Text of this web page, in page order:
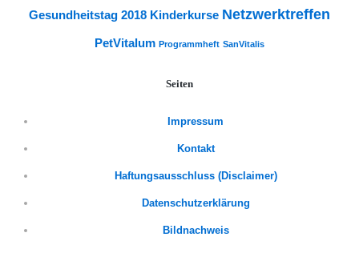
Gesundheitstag 2018 Kinderkurse Netzwerktreffen
PetVitalum Programmheft SanVitalis
Seiten
Impressum
Kontakt
Haftungsausschluss (Disclaimer)
Datenschutzerklärung
Bildnachweis